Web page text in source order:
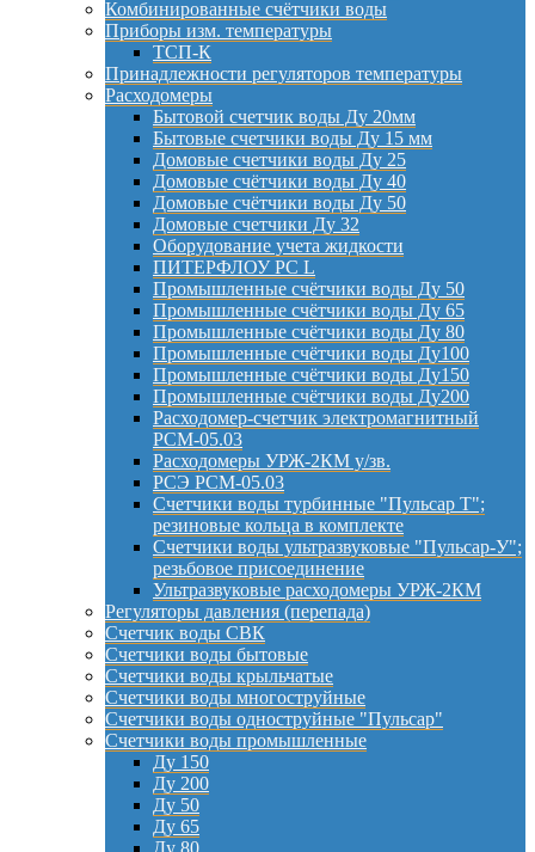
Комбинированные счётчики воды
Приборы изм. температуры
ТСП-К
Принадлежности регуляторов температуры
Расходомеры
Бытовой счетчик воды Ду 20мм
Бытовые счетчики воды Ду 15 мм
Домовые счетчики воды Ду 25
Домовые счётчики воды Ду 40
Домовые счётчики воды Ду 50
Домовые счетчики Ду 32
Оборудование учета жидкости
ПИТЕРФЛОУ РС L
Промышленные счётчики воды Ду 50
Промышленные счётчики воды Ду 65
Промышленные счётчики воды Ду 80
Промышленные счётчики воды Ду100
Промышленные счётчики воды Ду150
Промышленные счётчики воды Ду200
Расходомер-счетчик электромагнитный
РСМ-05.03
Расходомеры УРЖ-2КМ у/зв.
РСЭ РСМ-05.03
Счетчики воды турбинные "Пульсар Т";
резиновые кольца в комплекте
Счетчики воды ультразвуковые "Пульсар-У";
резьбовое присоединение
Ультразвуковые расходомеры УРЖ-2КМ
Регуляторы давления (перепада)
Счетчик воды СВК
Счетчики воды бытовые
Счетчики воды крыльчатые
Счетчики воды многоструйные
Счетчики воды одноструйные "Пульсар"
Счетчики воды промышленные
Ду 150
Ду 200
Ду 50
Ду 65
Ду 80